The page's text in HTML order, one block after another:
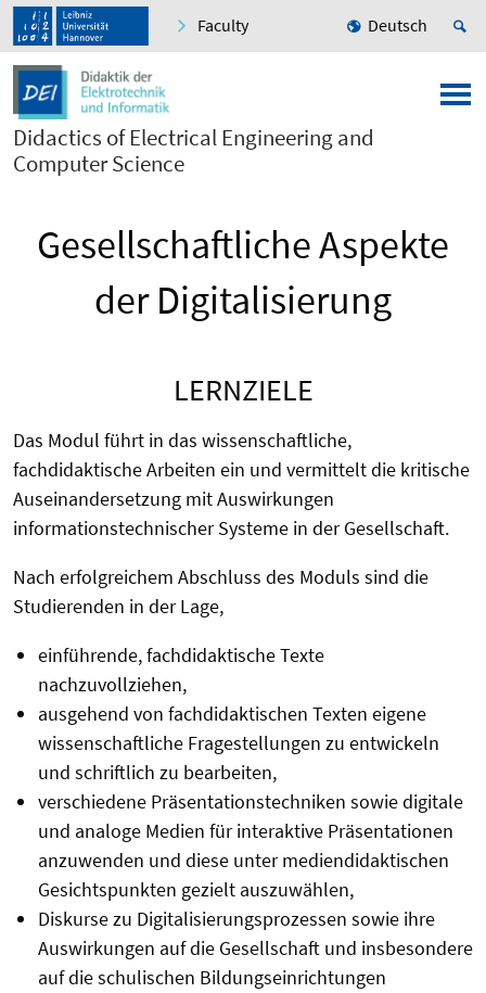
Faculty Deutsch
Didactics of Electrical Engineering and
Computer Science
Gesellschaftliche Aspekte
der Digitalisierung
LERNZIELE
Das Modul führt in das wissenschaftliche,
fachdidaktische Arbeiten ein und vermitteltdie kritische
Auseinandersetzung mit Auswirkungen
informationstechnischer Systeme in der Gesellschaft.
Nach erfolgreichem Abschluss des Moduls sind die
Studierenden in der Lage,
einführende, fachdidaktische Texte
nachzuvollziehen,
ausgehend von fachdidaktischen Texten eigene
wissenschaftliche Fragestellungen zu entwickeln
und schriftlich zu bearbeiten,
verschiedene Präsentationstechniken sowie digitale
und analoge Medien für interaktive Präsentationen
anzuwenden und diese unter mediendidaktischen
Gesichtspunkten gezielt auszuwählen,
Diskurse zu Digitalisierungsprozessen sowie ihre
Auswirkungen auf die Gesellschaft und insbesondere
auf die schulischen Bildungseinrichtungen